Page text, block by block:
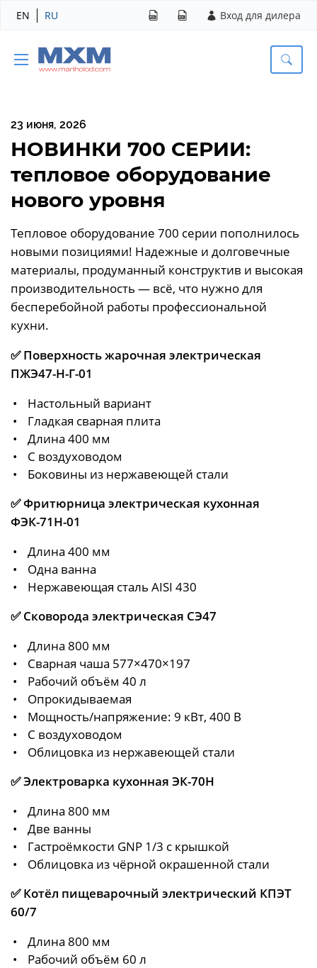
EN RU Вход для дилера
23 июня, 2026
НОВИНКИ 700 СЕРИИ:
тепловое оборудование
нового уровня
Тепловое оборудование 700 серии пополнилось
новыми позициями! Надежные и долговечные
материалы, продуманный конструктив и высокая
производительность — всё, что нужно для
бесперебойной работы профессиональной
кухни.
✅Поверхность жарочная электрическая
ПЖЭ47-Н-Г-01
Настольный вариант
Гладкая сварная плита
Длина 400 мм
С воздуховодом
Боковины из нержавеющей стали
✅Фритюрница электрическая кухонная
ФЭК-71Н-01
Длина 400 мм
Одна ванна
Нержавеющая сталь AISI 430
✅Сковорода электрическая СЭ47
Длина 800 мм
Сварная чаша 577×470×197
Рабочий объём 40 л
Опрокидываемая
Мощность/напряжение: 9 кВт, 400 В
С воздуховодом
Облицовка из нержавеющей стали
✅Электроварка кухонная ЭК-70Н
Длина 800 мм
Две ванны
Гастроёмкости GNP 1/3 с крышкой
Облицовка из чёрной окрашенной стали
✅Котёл пищеварочный электрический КПЭТ
60/7
Длина 800 мм
Рабочий объём 60 л